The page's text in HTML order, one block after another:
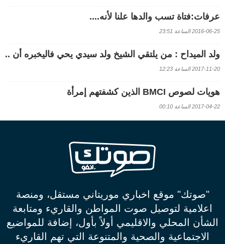
عرفات:فتاة تسب والدها علنا لأنه....
2016-06-25 الساعة 23:51
ولد الميداح : من يلتقي الشيخ ولد سيدي يحي فاليخبره أن ..
2017-11-20 الساعة 12:23
هويات لصوص BMCI الذين كشفتهم إمرأة
2017-04-22 الساعة 00:10
"صوتك" موقع اخباري موريتاني مستقل، ومنصة
اعلامية لتوصيل صوت المواطن والقاريء ومتابعة
الشأن المحلي والاقليمي أولاً بأول، إضافة للمواضيع
الاجتماعية والصحية والمتنوعة التي تهم القاريء